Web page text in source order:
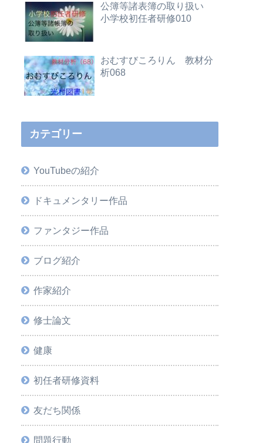
公簿等諸表簿の取り扱い
小学校初任者研修010
おむすびころりん 教材分
析068
カテゴリー
YouTubeの紹介
ドキュメンタリー作品
ファンタジー作品
ブログ紹介
作家紹介
修士論文
健康
初任者研修資料
友だち関係
問題行動